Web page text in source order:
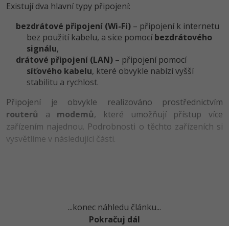
Best practices
SQLite
3D grafik
Projektový manažer
Databázový analytik
Copywriter
WordPress specialista
SEO specialista
VB.NET
SQL
Návrh SW -80%
Algoritmy -41%
Umělá inteligence (AI) -10%
Pro děti
Copywriting -30%
MS Office -80%
Google Dokumenty
Time management
Windows
Linux
Elektronický podpis
Existují dva hlavní typy připojení:
bezdrátové připojení (Wi-Fi) – připojení k internetu
bez použití kabelu, a sice pomocíbezdrátového
signálu,
drátové připojení (LAN) – připojení pomocí
síťového kabelu, které obvykle nabízí vyšší
stabilitu a rychlost.
Připojení je obvykle realizováno prostřednictvím
routerů a modemů, které umožňují přístup více
zařízením najednou. Podrobnosti o těchto zařízeních si
vysvětlíme v následující části.
...konec náhledu článku...
Pokračuj dál